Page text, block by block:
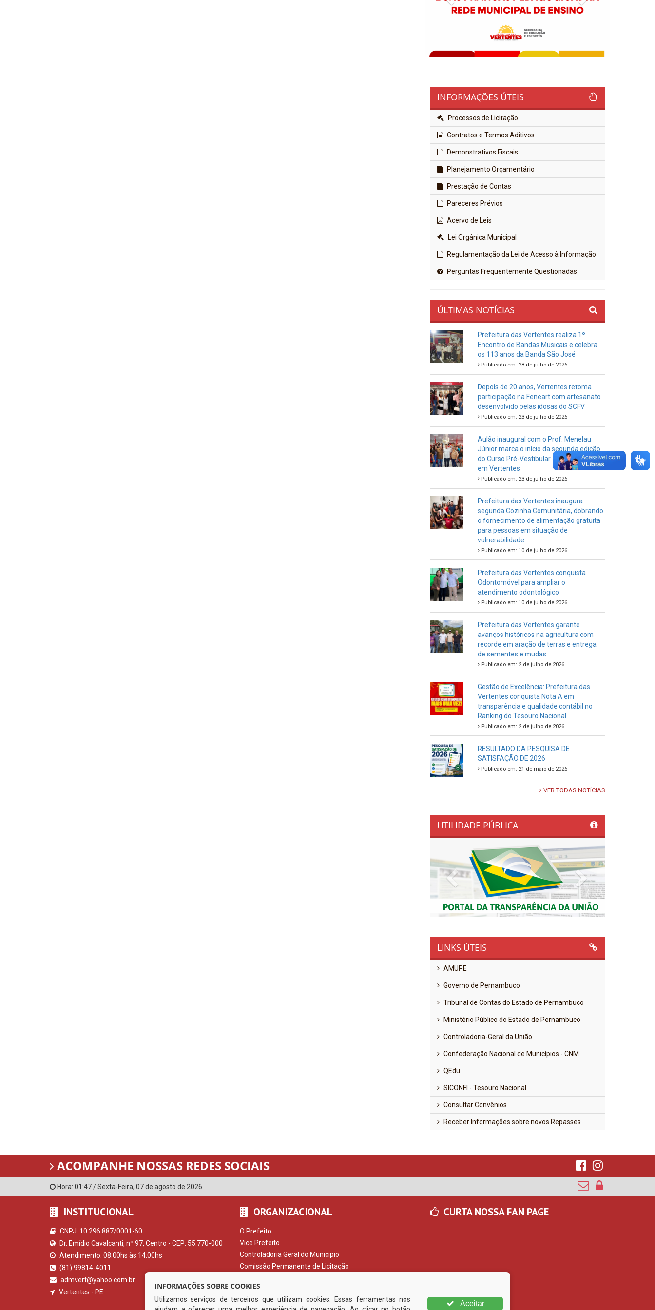
INFORMAÇÕES ÚTEIS
Processos de Licitação
Contratos e Termos Aditivos
Demonstrativos Fiscais
Planejamento Orçamentário
Prestação de Contas
Pareceres Prévios
Acervo de Leis
Lei Orgânica Municipal
Regulamentação da Lei de Acesso à Informação
Perguntas Frequentemente Questionadas
ÚLTIMAS NOTÍCIAS
Prefeitura das Vertentes realiza 1º
Encontro de Bandas Musicais e celebra
os 113 anos da Banda São José
Publicado em: 28 de julho de 2026
Depois de 20 anos, Vertentes retoma
participação na Feneart com artesanato
desenvolvido pelas idosas do SCFV
Publicado em: 23 de julho de 2026
Aulão inaugural com o Prof. Menelau
Júnior marca o início da segunda edição
do Curso Pré-Vestibular Junto do Povo
em Vertentes
Publicado em: 23 de julho de 2026
Prefeitura das Vertentes inaugura
segunda Cozinha Comunitária, dobrando
o fornecimento de alimentação gratuita
para pessoas em situação de
vulnerabilidade
Publicado em: 10 de julho de 2026
Prefeitura das Vertentes conquista
Odontomóvel para ampliar o
atendimento odontológico
Publicado em: 10 de julho de 2026
Prefeitura das Vertentes garante
avanços históricos na agricultura com
recorde em aração de terras e entrega
de sementes e mudas
Publicado em: 2 de julho de 2026
Gestão de Excelência: Prefeitura das
Vertentes conquista Nota A em
transparência e qualidade contábil no
Ranking do Tesouro Nacional
Publicado em: 2 de julho de 2026
RESULTADO DA PESQUISA DE
SATISFAÇÃO DE 2026
Publicado em: 21 de maio de 2026
VER TODAS NOTÍCIAS
UTILIDADE PÚBLICA
Previous Next
LINKS ÚTEIS
AMUPE
Governo de Pernambuco
Tribunal de Contas do Estado de Pernambuco
Ministério Público do Estado de Pernambuco
Controladoria-Geral da União
Confederação Nacional de Municípios - CNM
QEdu
SICONFI - Tesouro Nacional
Consultar Convênios
Receber Informações sobre novos Repasses
ACOMPANHE NOSSAS REDES SOCIAIS
Hora: 01:47/Sexta-Feira, 07 de agosto de 2026
INSTITUCIONAL
CNPJ: 10.296.887/0001-60
Dr. Emídio Cavalcanti, nº 97, Centro - CEP: 55.770-000
Atendimento: 08:00hs às 14:00hs
(81) 99814-4011
admvert@yahoo.com.br
Vertentes - PE
ORGANIZACIONAL
O Prefeito
Vice Prefeito
Controladoria Geral do Município
Comissão Permanente de Licitação
Serviço de Informação ao Cidadão
Ouvidoria Municipal
CURTA NOSSA FAN PAGE
INFORMAÇÕES SOBRE COOKIES
Utilizamos serviços de terceiros que utilizam cookies. Essas ferramentas nos
Aceitar